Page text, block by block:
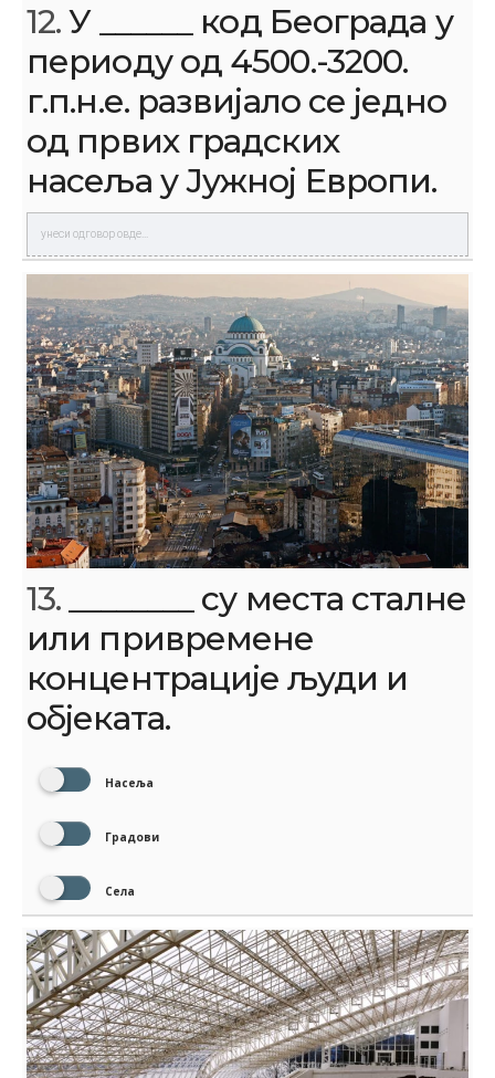
12.У ______ код Београда у
периоду од 4500.-3200.
г.п.н.е. развијало се једно
од првих градских
насеља у Јужној Европи.
13. ________ су места сталне
или привремене
концентрације људи и
објеката.
Насеља
Градови
Села